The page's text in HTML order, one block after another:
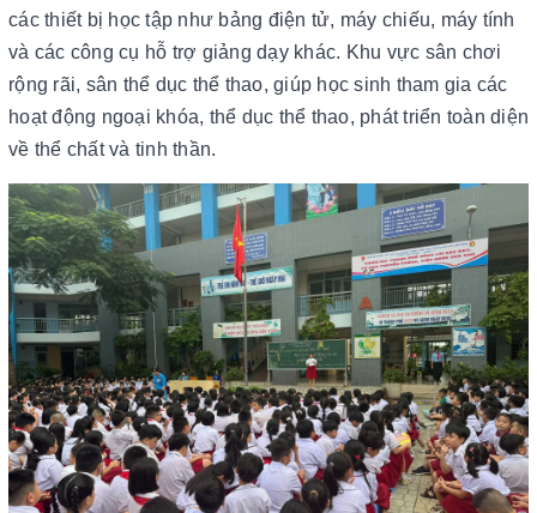
các thiết bị học tập như bảng điện tử, máy chiếu, máy tính
và các công cụ hỗ trợ giảng dạy khác. Khu vực sân chơi
rộng rãi, sân thể dục thể thao, giúp học sinh tham gia các
hoạt động ngoại khóa, thể dục thể thao, phát triển toàn diện
về thể chất và tinh thần.